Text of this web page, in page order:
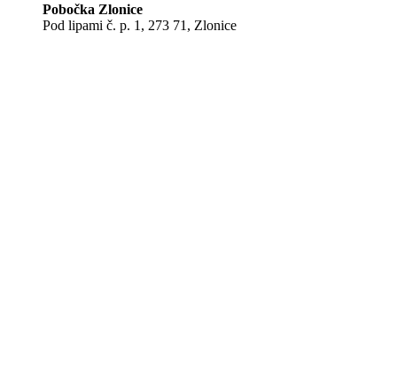
Pobočka Zlonice
Pod lipami č. p. 1, 273 71, Zlonice